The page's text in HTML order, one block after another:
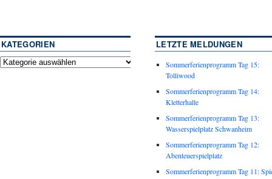
KATEGORIEN LETZTE MELDUNGEN
Sommerferienprogramm Tag 15:
Tolliwood
Sommerferienprogramm Tag 14:
Kletterhalle
Sommerferienprogramm Tag 13:
Wasserspielplatz Schwanheim
Sommerferienprogramm Tag 12:
Abenteuerspielplatz
Sommerferienprogramm Tag 11: